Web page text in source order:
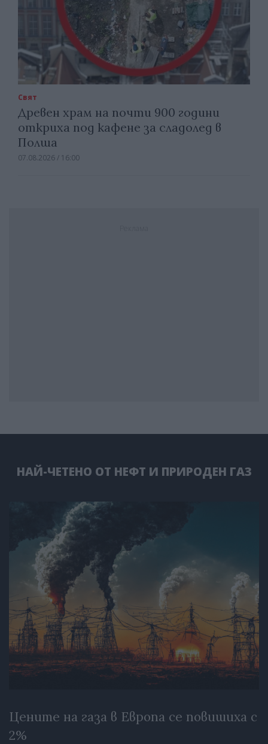
Свят
Древен храм на почти 900 години
откриха под кафене за сладолед в
Полша
07.08.2026 / 16:00
НАЙ-ЧЕТЕНО ОТ НЕФТ И ПРИРОДЕН ГАЗ
Цените на газа в Европа се повишиха с
2%